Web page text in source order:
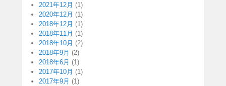
2021年12月 (1)
2020年12月 (1)
2018年12月 (1)
2018年11月 (1)
2018年10月 (2)
2018年9月 (2)
2018年6月 (1)
2017年10月 (1)
2017年9月 (1)